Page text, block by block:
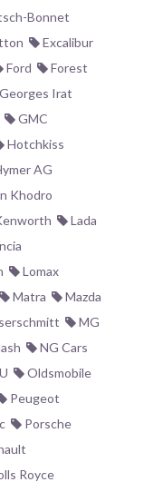
Bonnet
Excalibur
Ford
Forest
Georges Irat
GMC
Hotchkiss
AG
Khodro
Lada
Lomax
Matra
Mazda
MG
NG Cars
Oldsmobile
Peugeot
Porsche
Royce